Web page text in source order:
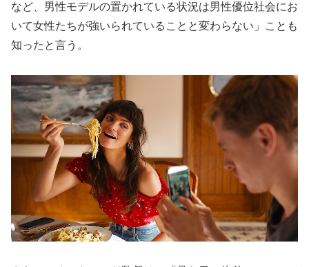
など、男性モデルの置かれている状況は男性優位社会にお
いて女性たちが強いられていることと変わらない」ことも
知ったと言う。